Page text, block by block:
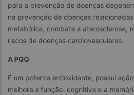
para a prevenção de doenças
na prevenção de doenças
metabólica, combate a aterosclerose,
riscos de doenças cardiovasculares.
A PQQ
É um potente antioxidante, possui
melhora a função  cognitiva e a